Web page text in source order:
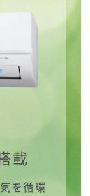
載
を循環